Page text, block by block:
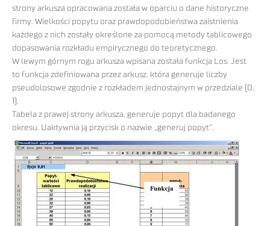
strony arkusza opracowana została w oparciu o dane historyczne
firmy. Wielkości popytu oraz prawdopodobieństwa zaistnienia
każdego z nich zostały określone za pomocą metody tablicowego
dopasowania rozkładu empirycznego do teoretycznego.
W lewym górnym rogu arkusza wpisana została funkcja Los. Jest
to funkcja zdefiniowana przez arkusz, która generuje liczby
pseudolosowe zgodnie z rozkładem jednostajnym w przedziale (0,
1).
Tabela z prawej strony arkusza, generuje popyt dla badanego
okresu. Uaktywnia ją przycisk o nazwie „generuj popyt”.